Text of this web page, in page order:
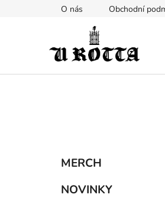
O nás Obchodní
Přeskočit
kategorie
MERCH
NOVINKY